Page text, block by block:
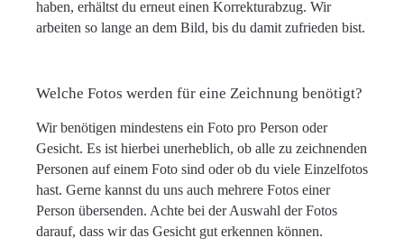
haben, erhältst du erneut einen Korrekturabzug. Wir
arbeiten so lange an dem Bild, bis du damit zufrieden bist.
Welche Fotos werden für eine Zeichnung benötigt?
Wir benötigen mindestens ein Foto pro Person oder
Gesicht. Es ist hierbei unerheblich, ob alle zu zeichnenden
Personen auf einem Foto sind oder ob du viele Einzelfotos
hast. Gerne kannst du uns auch mehrere Fotos einer
Person übersenden. Achte bei der Auswahl der Fotos
darauf, dass wir das Gesicht gut erkennen können.